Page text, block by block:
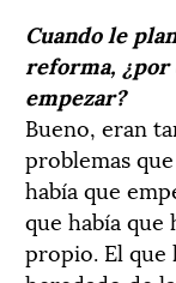
Cuando le
reforma, ¿por
empezar?
Bueno, eran
problemas
había que
que había
propio. El que